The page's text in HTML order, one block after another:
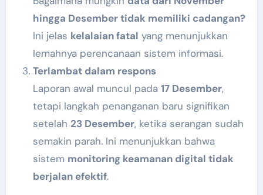
hingga Desember tidak memiliki cadangan?
Ini jelas kelalaian fatal yang menunjukkan
lemahnya perencanaan sistem informasi.
Terlambat dalam respons
Laporan awal muncul pada 17 Desember,
tetapi langkah penanganan baru signifikan
setelah 23 Desember, ketika serangan sudah
semakin parah. Ini menunjukkan bahwa
sistem monitoring keamanan digital tidak
berjalan efektif.